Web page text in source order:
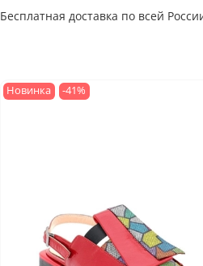
Бесплатная доставка по всей
Новинка -41%